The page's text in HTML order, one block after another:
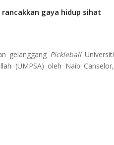
gaya hidup sihat
gelanggang PickleballUniversiti
(UMPSA) oleh Naib Canselor,
di kampus Pekan. Ia mulai dibina